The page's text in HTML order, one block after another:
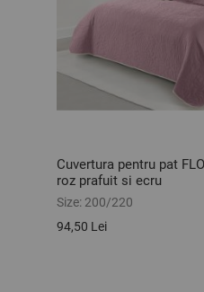
Cuvertura pentru pat
roz prafuit si ecru
Size: 200/220
94,50 Lei